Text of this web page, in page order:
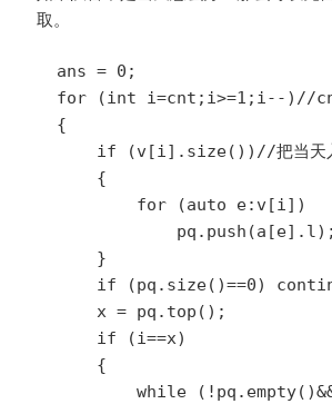
取。
    ans = 0;
for (int i=cnt;i>=1;i--)//cnt
    {
if (v[i].size())//把当天
        {
            for (auto e:v[i])
        }
if (pq.size()==0)
        x = pq.top();
        if (i==x)
        {
while